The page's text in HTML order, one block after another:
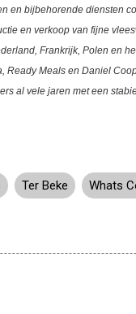
en bijbehorende diensten
en verkoop van fijne
Frankrijk, Polen en
Ready Meals en Daniel
al vele jaren met een
Ter Beke Whats